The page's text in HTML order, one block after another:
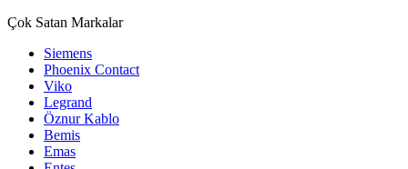
Çok Satan Markalar
Siemens
Phoenix Contact
Viko
Legrand
Öznur Kablo
Bemis
Emas